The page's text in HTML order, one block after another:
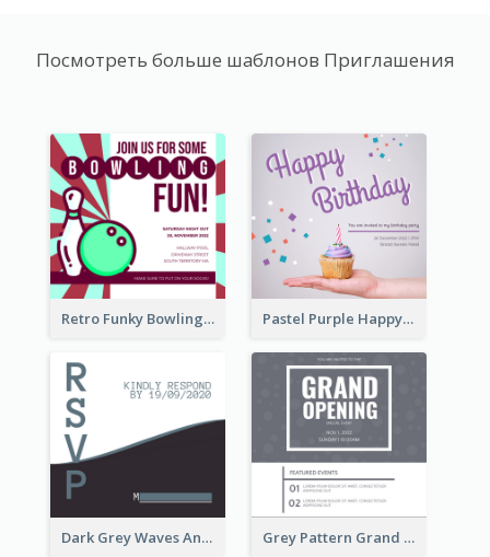
Посмотреть больше шаблонов Приглашения
Retro Funky Bowling Party Invitation Design Pastel Purple Happy Birthday Party Invitation
Dark Grey Waves And Curves Invitation Grey Pattern Grand Opening Invitation 2020